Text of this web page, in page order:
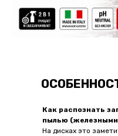
Как распознать
пылью
На дисках это